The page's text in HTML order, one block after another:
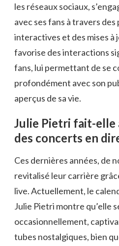
les réseaux sociaux,
avec ses fans à travers
interactives et des mises à
favorise des interactions
fans, lui permettant de se
profondément avec son
aperçus de sa vie.
Julie Pietri fait-
des concerts en
Ces dernières années, de
revitalisé leur carrière
live. Actuellement, le
Julie Pietri montre qu’elle
occasionnellement,
tubes nostalgiques, bien